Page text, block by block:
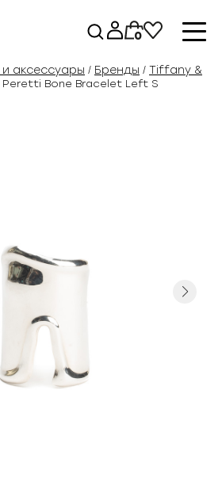
0
и аксессуары / Бренды / Tiffany &
Peretti Bone Bracelet Left S
Next